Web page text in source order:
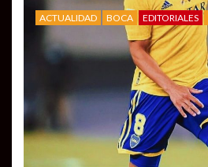
ACTUALIDAD BOCA EDITORIALES